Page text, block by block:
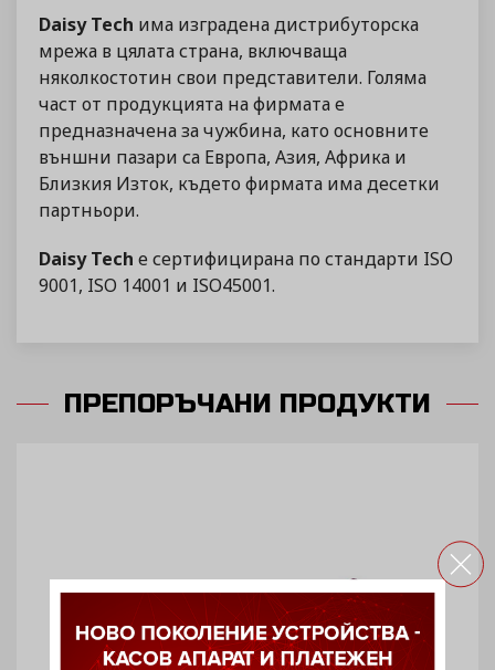
Daisy Tech има изградена дистрибуторска
мрежа в цялата страна, включваща
няколкостотин свои представители. Голяма
част от продукцията на фирмата е
предназначена за чужбина, като основните
външни пазари са Европа, Азия, Африка и
Близкия Изток, където фирмата има десетки
партньори.
Daisy Tech е сертифицирана по стандарти ISO
9001, ISO 14001 и ISO45001.
ПРЕПОРЪЧАНИ ПРОДУКТИ